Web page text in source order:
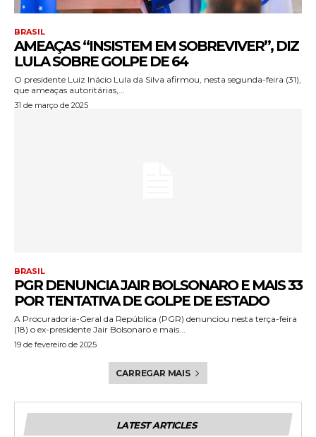
BRASIL
AMEAÇAS “INSISTEM EM SOBREVIVER”, DIZ
LULA SOBRE GOLPE DE 64
O presidente Luiz Inácio Lula da Silva afirmou, nesta segunda-feira (31),
que ameaças autoritárias,...
31 de março de 2025
BRASIL
PGR DENUNCIA JAIR BOLSONARO E MAIS 33
POR TENTATIVA DE GOLPE DE ESTADO
A Procuradoria-Geral da República (PGR) denunciou nesta terça-feira
(18) o ex-presidente Jair Bolsonaro e mais...
19 de fevereiro de 2025
CARREGAR MAIS
LATEST ARTICLES